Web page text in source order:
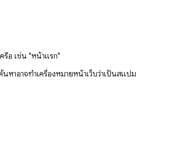
รือ เช่น "หน้าแรก"
หาอาจทำเครื่องหมายหน้าเว็บว่าเป็นสแปม